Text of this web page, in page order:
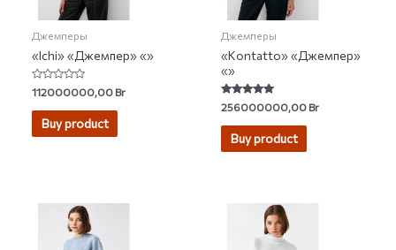
Джемперы
«Ichi» «Джемпер» «»
Rated
0
out
112000000,00Br
Buy product
Джемперы
«Kontatto» «Джемпер»
«»
Rated
5.00
out of 5
256000000,00Br
Buy product